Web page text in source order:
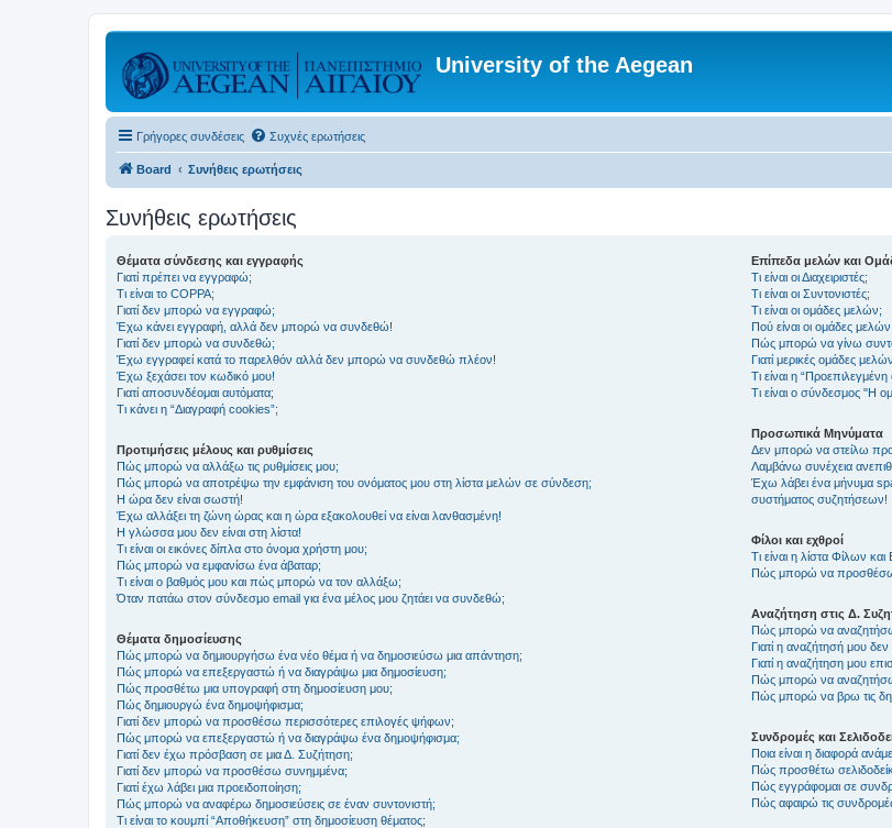
University of the Aegean
Γρήγορες συνδέσεις Συχνές ερωτήσεις
Board Συνήθεις ερωτήσεις
Συνήθεις ερωτήσεις
Θέματα σύνδεσης και εγγραφής
Γιατί πρέπει να εγγραφώ;
Τι είναι το COPPA;
Γιατί δεν μπορώ να εγγραφώ;
Έχω κάνει εγγραφή, αλλά δεν μπορώ να συνδεθώ!
Γιατί δεν μπορώ να συνδεθώ;
Έχω εγγραφεί κατά το παρελθόν αλλά δεν μπορώ να συνδεθώ πλέον!
Έχω ξεχάσει τον κωδικό μου!
Γιατί αποσυνδέομαι αυτόματα;
Τι κάνει η “Διαγραφή cookies”;
Προτιμήσεις μέλους και ρυθμίσεις
Πώς μπορώ να αλλάξω τις ρυθμίσεις μου;
Πώς μπορώ να αποτρέψω την εμφάνιση του ονόματος μου στη λίστα μελών σε σύνδεση;
Η ώρα δεν είναι σωστή!
Έχω αλλάξει τη ζώνη ώρας και η ώρα εξακολουθεί να είναι λανθασμένη!
Η γλώσσα μου δεν είναι στη λίστα!
Τι είναι οι εικόνες δίπλα στο όνομα χρήστη μου;
Πώς μπορώ να εμφανίσω ένα άβαταρ;
Τι είναι ο βαθμός μου και πώς μπορώ να τον αλλάξω;
Όταν πατάω στον σύνδεσμο email για ένα μέλος μου ζητάει να συνδεθώ;
Θέματα δημοσίευσης
Πώς μπορώ να δημιουργήσω ένα νέο θέμα ή να δημοσιεύσω μια απάντηση;
Πώς μπορώ να επεξεργαστώ ή να διαγράψω μια δημοσίευση;
Πώς προσθέτω μια υπογραφή στη δημοσίευση μου;
Πώς δημιουργώ ένα δημοψήφισμα;
Γιατί δεν μπορώ να προσθέσω περισσότερες επιλογές ψήφων;
Πώς μπορώ να επεξεργαστώ ή να διαγράψω ένα δημοψήφισμα;
Γιατί δεν έχω πρόσβαση σε μια Δ. Συζήτηση;
Γιατί δεν μπορώ να προσθέσω συνημμένα;
Γιατί έχω λάβει μια προειδοποίηση;
Πώς μπορώ να αναφέρω δημοσιεύσεις σε έναν συντονιστή;
Τι είναι το κουμπί “Αποθήκευση” στη δημοσίευση θέματος;
Επίπεδα μελών και
Τι είναι οι Διαχειριστές;
Τι είναι οι Συντονιστές;
Τι είναι οι ομάδες μελών;
Πού είναι οι ομάδες
Πώς μπορώ να γίνω
Γιατί μερικές ομάδες
Τι είναι η
Τι είναι ο σύνδεσμος "Η
Προσωπικά Μηνύματα
Δεν μπορώ να στείλω
Λαμβάνω συνέχεια
Έχω λάβει ένα μήνυμα
συστήματος συζητήσεων!
Φίλοι και εχθροί
Τι είναι η λίστα Φίλων
Πώς μπορώ να προσθέσω
Αναζήτηση στις Δ.
Πώς μπορώ να αναζητήσω
Γιατί η αναζήτησή μου
Γιατί η αναζήτηση μου
Πώς μπορώ να
Πώς μπορώ να βρω τις
Συνδρομές και
Ποια είναι η διαφορά
Πώς προσθέτω
Πώς εγγράφομαι σε
Πώς αφαιρώ τις